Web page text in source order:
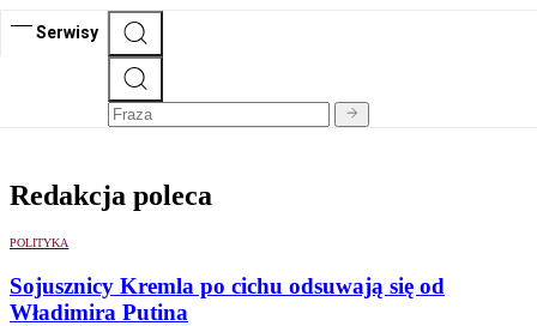
Serwisy
Redakcja poleca
POLITYKA
Sojusznicy Kremla po cichu odsuwają się od
Władimira Putina